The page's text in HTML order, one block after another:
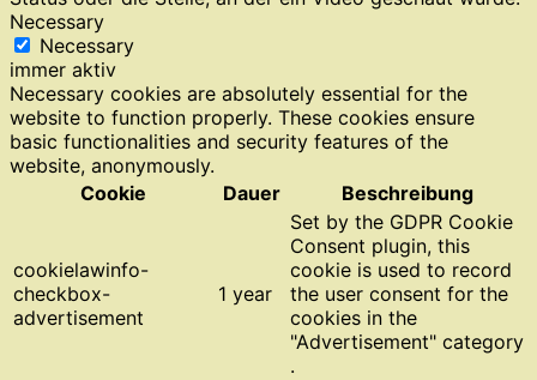
Necessary
Necessary
immer aktiv
Necessary cookies are absolutely essential for the
website to function properly. These cookies ensure
basic functionalities and security features of the
website, anonymously.
Cookie
Dauer Beschreibung
cookielawinfo-
checkbox-
advertisement
1 year
Set by the GDPR Cookie
Consent plugin, this
cookie is used to record
the user consent for the
cookies in the
"Advertisement" category
.